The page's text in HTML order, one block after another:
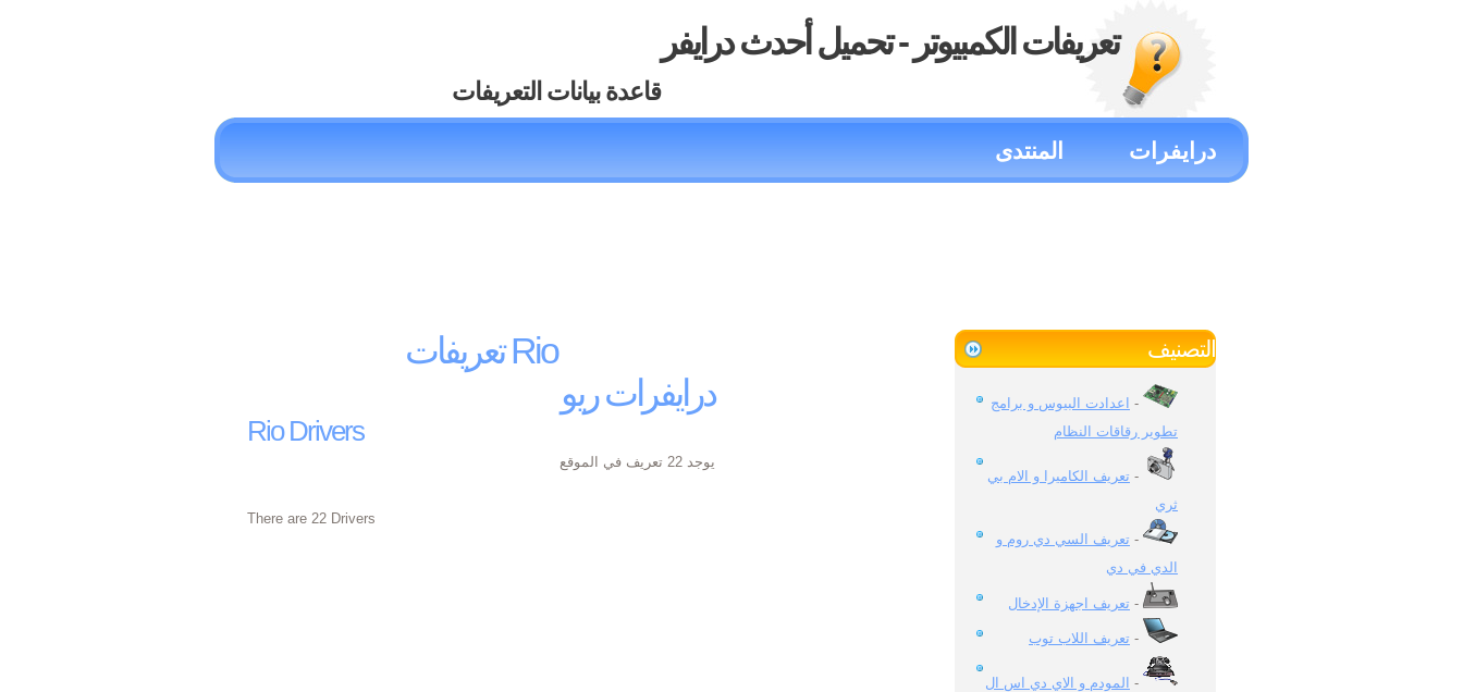
تعريفات الكمبيوتر - تحميل أحدث درايفر
قاعدة بيانات التعريفات
درايفرات المنتدى
تعريفات Rio
درايفرات ريو
Rio Drivers
يوجد 22 تعريف في الموقع
There are 22 Drivers
التصنيف
- اعدادت البيوس و برامج
تطوير رقاقات النظام
- تعريف الكاميرا و الام بي
ثري
- تعريف السي دي روم و
الدي في دي
- تعريف اجهزة الإدخال
- تعريف اللاب توب
- المودم و الاي دي اس ال